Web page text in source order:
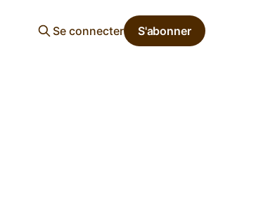
Se connecter S'abonner